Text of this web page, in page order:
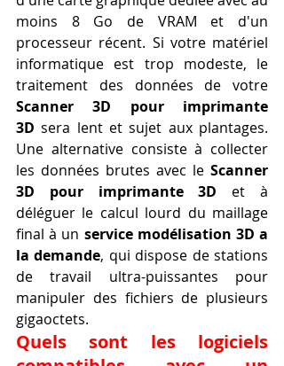
moins 8 Go de VRAM et d'un
processeur récent. Si votre matériel
informatique est trop modeste, le
Scanner 3D pour imprimante
3D sera lent et sujet aux plantages.
Une alternative consiste à collecter
les données brutes avec le Scanner
3D pour imprimante 3D et à
déléguer le calcul lourd du maillage
final à un service modélisation 3D a
la demande, qui dispose de stations
de travail ultra-puissantes pour
manipuler des fichiers de plusieurs
gigaoctets.
Quels sont les logiciels